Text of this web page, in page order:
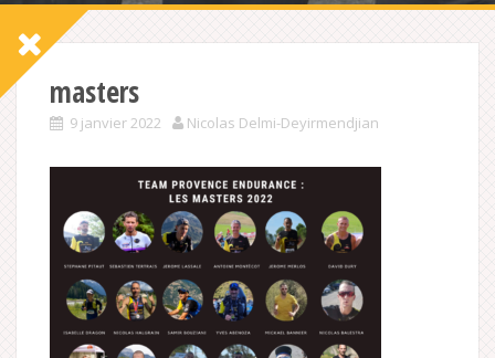
masters
9 janvier 2022 Nicolas Delmi-Deyirmendjian